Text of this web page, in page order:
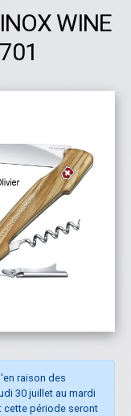
WINE
raison des
30 juillet au mardi
cette période seront